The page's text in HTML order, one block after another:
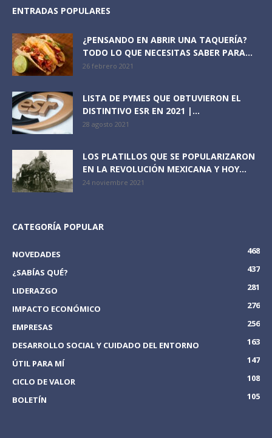
ENTRADAS POPULARES
¿PENSANDO EN ABRIR UNA TAQUERÍA?
TODO LO QUE NECESITAS SABER PARA...
26 febrero 2021
LISTA DE PYMES QUE OBTUVIERON EL
DISTINTIVO ESR EN 2021 |...
28 agosto 2021
LOS PLATILLOS QUE SE POPULARIZARON
EN LA REVOLUCIÓN MEXICANA Y HOY...
24 noviembre 2021
CATEGORÍA POPULAR
NOVEDADES
468
¿SABÍAS QUÉ?
437
LIDERAZGO
281
IMPACTO ECONÓMICO
276
EMPRESAS
256
DESARROLLO SOCIAL Y CUIDADO DEL ENTORNO
163
ÚTIL PARA MÍ
147
CICLO DE VALOR
108
BOLETÍN
105